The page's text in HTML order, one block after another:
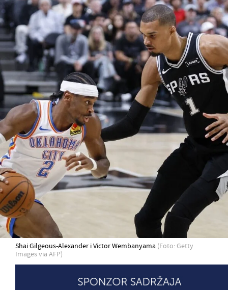
Shai Gilgeous-Alexander i Victor Wembanyama (Foto: Getty
Images via AFP)